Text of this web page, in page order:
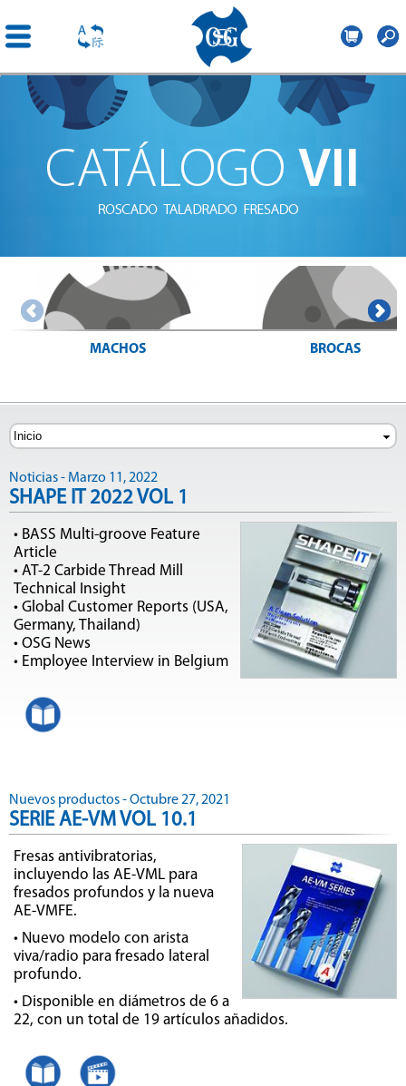
Pasar al
contenido
Iberica
MACHOS BROCAS
Noticias - Marzo 11, 2022
SHAPE IT 2022 VOL 1
• BASS Multi-groove Feature
Article
• AT-2 Carbide Thread Mill
Technical Insight
• Global Customer Reports (USA,
Germany, Thailand)
• OSG News
• Employee Interview in Belgium
Nuevos productos - Octubre 27, 2021
SERIE AE-VM VOL 10.1
Fresas antivibratorias,
incluyendo las AE-VML para
fresados profundos y la nueva
AE-VMFE.
• Nuevo modelo con arista
viva/radio para fresado lateral
profundo.
• Disponible en diámetros de 6 a
22, con un total de 19 artículos añadidos.